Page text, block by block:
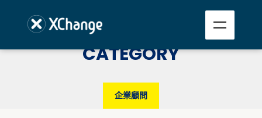
CATEGORY
企業顧問